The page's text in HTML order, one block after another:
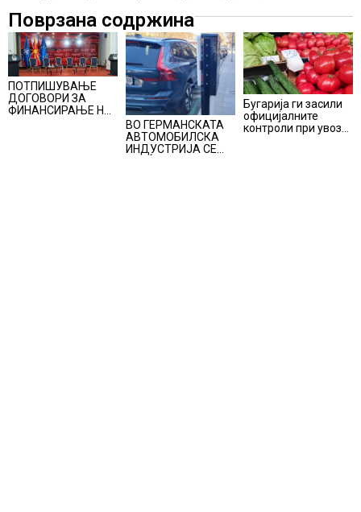
Поврзана содржина
ПОТПИШУВАЊЕ
ДОГОВОРИ ЗА
ФИНАНСИРАЊЕ НА
ВО ГЕРМАНСКАТА
АВТОМОБИЛСКА
ИНДУСТРИЈА СЕ
Бугарија ги засили
официјалните
контроли при увоз